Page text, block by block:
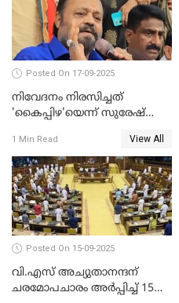
Posted On 17-09-2025
നിവേദനം നിരസിച്ചത്
'കൈപ്പിഴ'യെന്ന് സുരേഷ്
1 Min Read View All
Posted On 15-09-2025
വി.എസ് അച്യുതാനന്ദന്
ചരമോപചാരം അർപ്പിച്ച് 15-ാം